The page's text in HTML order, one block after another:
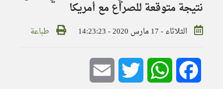
نتيجة متوقعة للصراع مع أمريكا
الثلاثاء - 17 مارس 2020 - 14:23:23 طباعة
Facebook
WhatsApp
Twitter